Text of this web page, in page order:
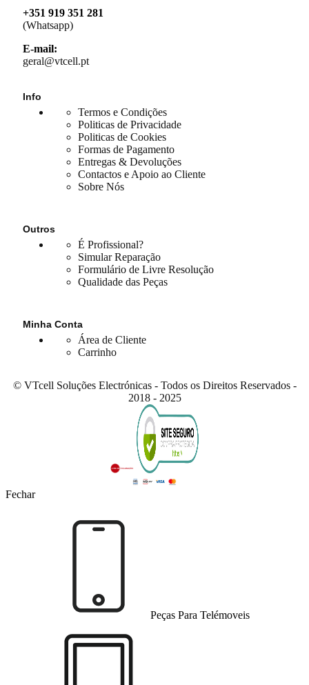
+351 919 351 281
(Whatsapp)
E-mail:
geral@vtcell.pt
Info
Termos e Condições
Politicas de Privacidade
Politicas de Cookies
Formas de Pagamento
Entregas & Devoluções
Contactos e Apoio ao Cliente
Sobre Nós
Outros
É Profissional?
Simular Reparação
Formulário de Livre Resolução
Qualidade das Peças
Minha Conta
Área de Cliente
Carrinho
© VTcell Soluções Electrónicas - Todos os Direitos Reservados -
2018 - 2025
Fechar
Peças Para Telémoveis